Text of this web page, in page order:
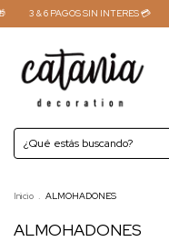
3 & 6 PAGOS SIN INTERES 💳
Inicio . ALMOHADONES
ALMOHADONES